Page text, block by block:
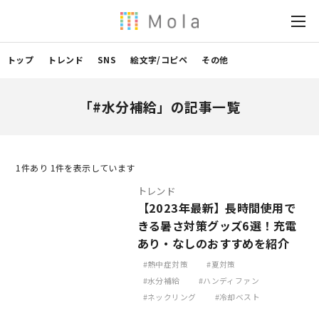
トップ トレンド SNS 絵文字/コピペ その他
「#水分補給」の記事一覧
1 件あり 1件を表示しています
トレンド
【2023年最新】長時間使用で
きる暑さ対策グッズ6選！充電
あり・なしのおすすめを紹介
熱中症対策
夏対策
水分補給
ハンディファン
ネックリング
冷却ベスト